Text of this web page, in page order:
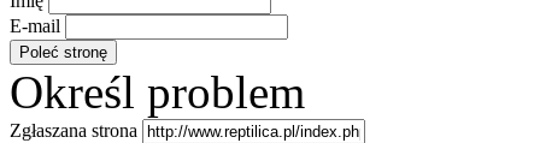
E-mail
Określ problem
Zgłaszana strona